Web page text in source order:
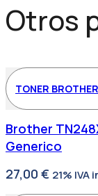
Otros
TONER BROTHER
Brother
Generico
27,00 € 21% IVA